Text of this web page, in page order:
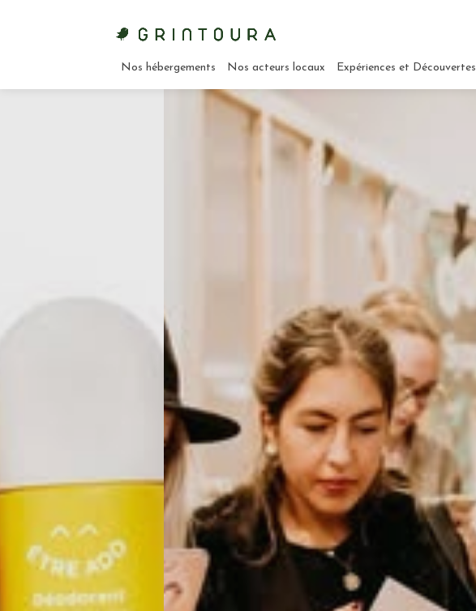
Nos hébergements Nos acteurs locaux Expériences et Découvertes